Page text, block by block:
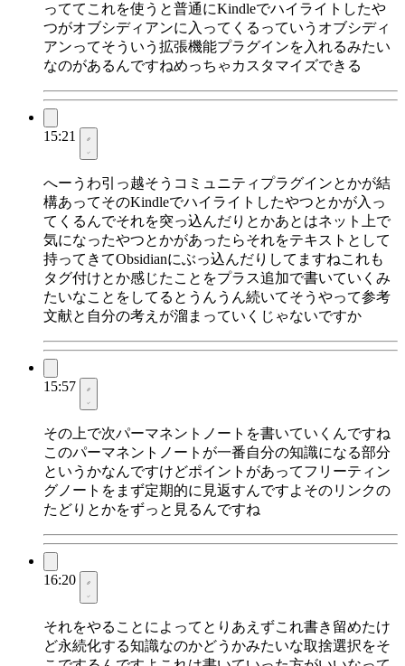
っててこれを使うと普通にKindleでハイライトしたや
つがオブシディアンに入ってくるっていうオブシディ
アンってそういう拡張機能プラグインを入れるみたい
なのがあるんですねめっちゃカスタマイズできる
15:21
へーうわ引っ越そうコミュニティプラグインとかが結
構あってそのKindleでハイライトしたやつとかが入っ
てくるんでそれを突っ込んだりとかあとはネット上で
気になったやつとかがあったらそれをテキストとして
持ってきてObsidianにぶっ込んだりしてますねこれも
タグ付けとか感じたことをプラス追加で書いていくみ
たいなことをしてるとうんうん続いてそうやって参考
文献と自分の考えが溜まっていくじゃないですか
15:57
その上で次パーマネントノートを書いていくんですね
このパーマネントノートが一番自分の知識になる部分
というかなんですけどポイントがあってフリーティン
グノートをまず定期的に見返すんですよそのリンクの
たどりとかをずっと見るんですね
16:20
それをやることによってとりあえずこれ書き留めたけ
ど永続化する知識なのかどうかみたいな取捨選択をそ